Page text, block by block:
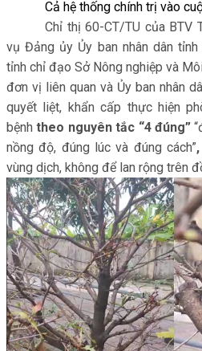
Cả hệ thống chính trị vào
Chỉ thị 60-CT/TU của BTV
vụ Đảng ủy Ủy ban nhân dân
tỉnh chỉ đạo Sở Nông nghiệp và
đơn vị liên quan và Ủy ban nhân
quyết liệt, khẩn cấp thực hiện
bệnh theo nguyên tắc “4 đúng”
nồng độ, đúng lúc và đúng cách”,
vùng dịch, không để lan rộng trên